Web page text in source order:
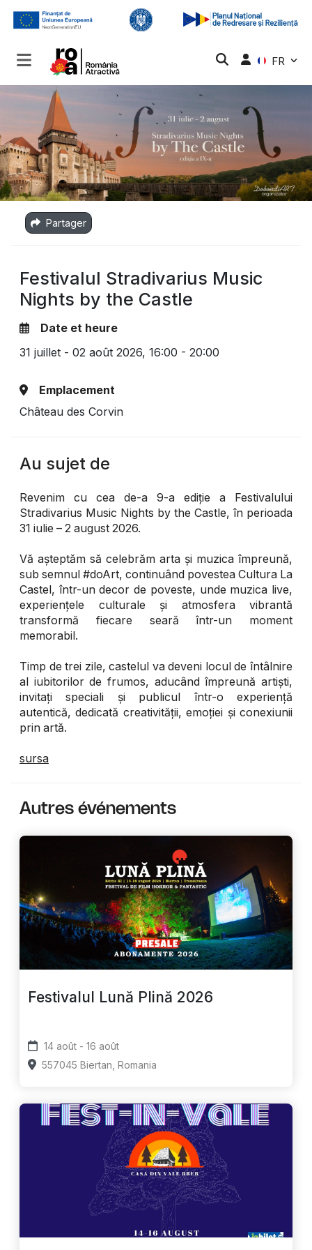
FR
Partager
Festivalul Stradivarius Music
Nights by the Castle
Date et heure
31 juillet - 02 août 2026, 16:00 - 20:00
Emplacement
Château des Corvin
Au sujet de
Revenim cu cea de-a 9-a ediție a Festivalului
Stradivarius Music Nights by the Castle, în perioada
31 iulie – 2 august 2026.
Vă așteptăm să celebrăm arta și muzica împreună,
sub semnul #doArt, continuând povestea Cultura La
Castel, într-un decor de poveste, unde muzica live,
experiențele culturale și atmosfera vibrantă
transformă fiecare seară într-un moment
memorabil.
Timp de trei zile, castelul va deveni locul de întâlnire
al iubitorilor de frumos, aducând împreună artiști,
invitați speciali și publicul într-o experiență
autentică, dedicată creativității, emoției și conexiunii
prin artă.
sursa
Autres événements
Festivalul Lună Plină 2026
14 août - 16 août
557045 Biertan, Romania